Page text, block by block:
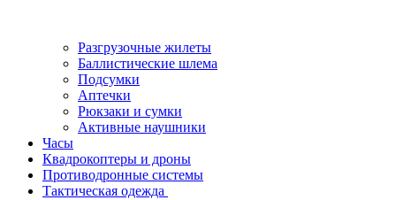
Разгрузочные жилеты
Баллистические шлема
Подсумки
Аптечки
Рюкзаки и сумки
Активные наушники
Часы
Квадрокоптеры и дроны
Противодронные системы
Тактическая одежда